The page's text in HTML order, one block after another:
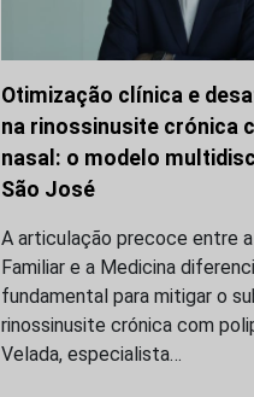
Otimização clínica e
na rinossinusite crónica
nasal: o modelo
São José
A articulação precoce entre
Familiar e a Medicina
fundamental para mitigar o
rinossinusite crónica com
Velada, especialista…